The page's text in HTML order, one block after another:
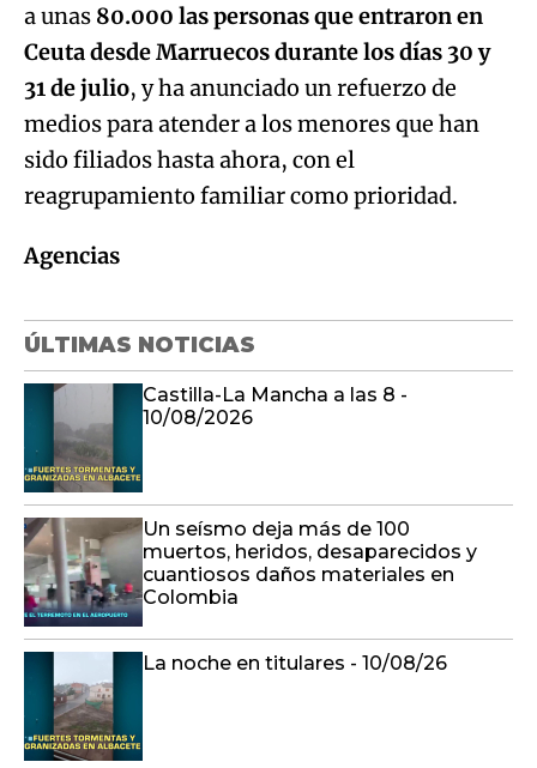
a unas 80.000 las personas que entraron en
Ceuta desde Marruecos durante los días 30 y
31 de julio, y ha anunciado un refuerzo de
medios para atender a los menores que han
sido filiados hasta ahora, con el
reagrupamiento familiar como prioridad.
Agencias
ÚLTIMAS NOTICIAS
Castilla-La Mancha a las 8 -
10/08/2026
Un seísmo deja más de 100
muertos, heridos, desaparecidos y
cuantiosos daños materiales en
Colombia
La noche en titulares - 10/08/26